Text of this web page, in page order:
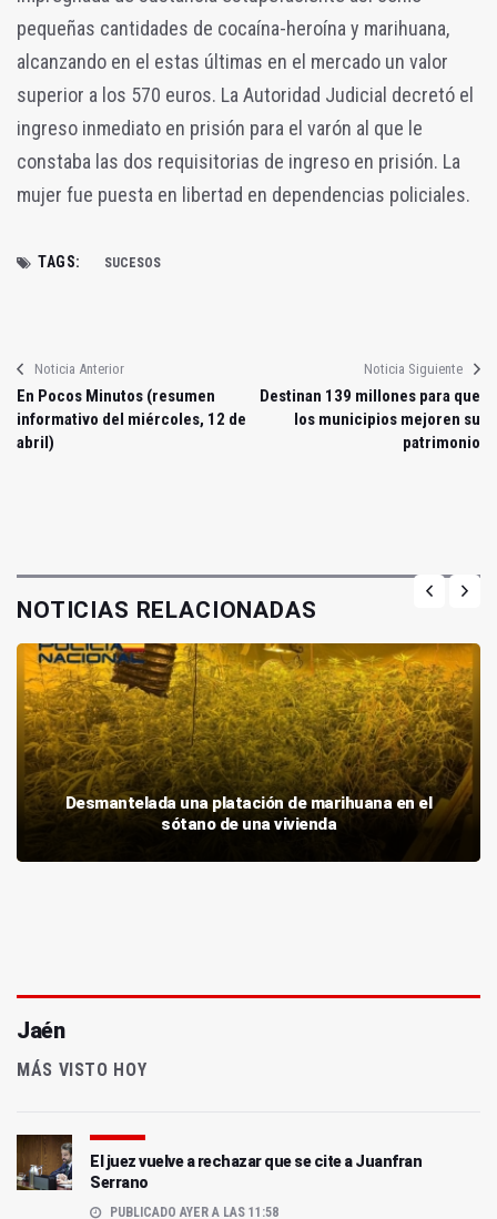
pequeñas cantidades de cocaína-heroína y marihuana,
alcanzando en el estas últimas en el mercado un valor
superior a los 570 euros. La Autoridad Judicial decretó el
ingreso inmediato en prisión para el varón al que le
constaba las dos requisitorias de ingreso en prisión. La
mujer fue puesta en libertad en dependencias policiales.
TAGS: SUCESOS
Noticia Anterior
En Pocos Minutos (resumen
informativo del miércoles, 12 de
abril)
Noticia Siguiente
Destinan 139 millones para que
los municipios mejoren su
patrimonio
NOTICIAS RELACIONADAS
Desmantelada una platación de marihuana en el
sótano de una vivienda
Jaén
MÁS VISTO HOY
El juez vuelve a rechazar que se cite a Juanfran
Serrano
PUBLICADO AYER A LAS 11:58